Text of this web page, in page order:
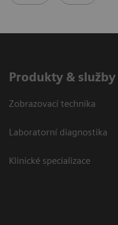
Produkty & služby
Zobrazovací technika
Laboratorní diagnostika
Klinické specializace